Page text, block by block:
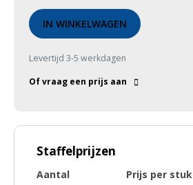
IN WINKELWAGEN
Levertijd 3-5 werkdagen
Of vraag een prijs aan
Staffelprijzen
Aantal
Prijs per stuk